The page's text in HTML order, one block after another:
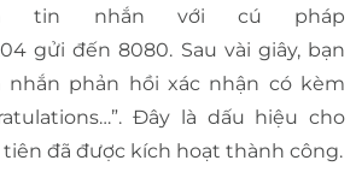
tin nhắn với cú pháp
gửi đến 8080. Sau vài giây, bạn
phản hồi xác nhận có kèm
Đây là dấu hiệu cho
đã được kích hoạt thành công.